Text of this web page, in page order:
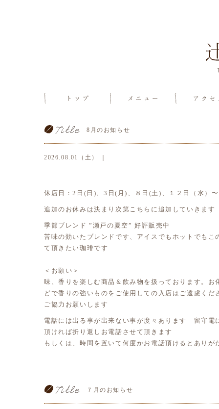
8月のお知らせ
2026.08.01（土） ｜
休店日：2日(日)、3日(月)、８日(土)、１２日（水）
追加のお休みは決まり次第こちらに追加していきます
季節ブレンド ”瀬戸の夏空” 好評販売中
苦味の効いたブレンドです、アイスでもホットでもこ
て頂きたい珈琲です
＜お願い＞
味、香りを楽しむ商品＆飲み物を扱っております。お
どで香りの強いものをご使用しての入店はご遠慮くだ
ご協力お願いします
電話には出る事が出来ない事が度々あります 留守電
頂ければ折り返しお電話させて頂きます
もしくは、時間を置いて何度かお電話頂けるとありが
７月のお知らせ